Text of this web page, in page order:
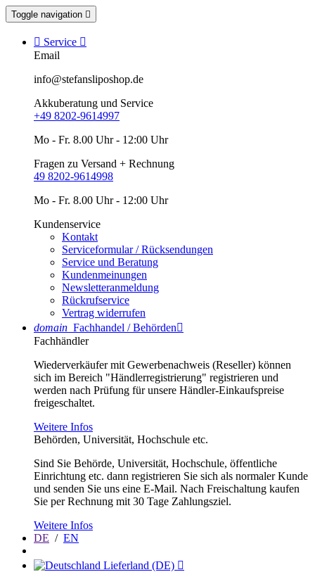
Toggle navigation 
 Service 
Email
info@stefansliposhop.de
Akkuberatung und Service
+49 8202-9614997
Mo - Fr. 8.00 Uhr - 12:00 Uhr
Fragen zu Versand + Rechnung
49 8202-9614998
Mo - Fr. 8.00 Uhr - 12:00 Uhr
Kundenservice
Kontakt
Serviceformular / Rücksendungen
Service und Beratung
Kundenmeinungen
Newsletteranmeldung
Rückrufservice
Vertrag widerrufen
domain Fachhandel / Behörden
Fachhändler
Wiederverkäufer mit Gewerbenachweis (Reseller) können
sich im Bereich "Händlerregistrierung" registrieren und
werden nach Prüfung für unsere Händler-Einkaufspreise
freigeschaltet.
Weitere Infos
Behörden, Universität, Hochschule etc.
Sind Sie Behörde, Universität, Hochschule, öffentliche
Einrichtung etc. dann registrieren Sie sich als normaler Kunde
und senden Sie uns eine E-Mail. Nach Freischaltung kaufen
Sie per Rechnung mit 30 Tage Zahlungsziel.
Weitere Infos
DE / EN
Lieferland (DE) 